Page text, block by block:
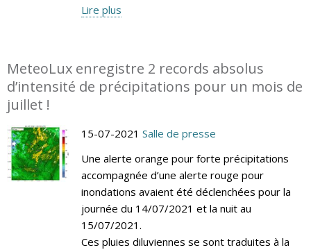
Lire plus
MeteoLux enregistre 2 records absolus
d’intensité de précipitations pour un mois de
juillet !
15-07-2021 Salle de presse
Une alerte orange pour forte précipitations
accompagnée d’une alerte rouge pour
inondations avaient été déclenchées pour la
journée du 14/07/2021 et la nuit au
15/07/2021.
Ces pluies diluviennes se sont traduites à la